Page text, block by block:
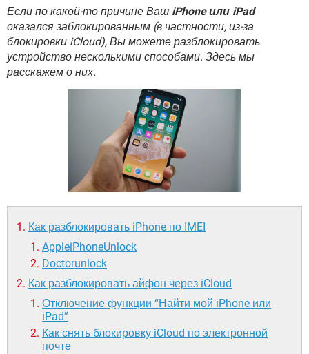
YANDEX
WINDOWS 10 ВКОНТАКТЕ
ВИДЕО GOOGLE
YANDEX
FACEBOOK ИГРЫ
WINDOWS 10 ВКОНТАКТЕ
ВИДЕО
TIKTOK TELEGRAM
WHATSAPP INSTAGRAM
FACEBOOK ИГРЫ
WINDOWS 10
GOOGLE
Если по какой-то причине Ваш iPhone или iPad
оказался заблокированным (в частности, из-за
блокировки iCloud), Вы можете разблокировать
устройство несколькими способами. Здесь мы
расскажем о них.
Как разблокировать iPhone по IMEI
AppleiPhoneUnlock
Doctorunlock
Как разблокировать айфон через iCloud
Отключение функции “Найти мой iPhone или
iPad”
Как снять блокировку iCloud по электронной
почте